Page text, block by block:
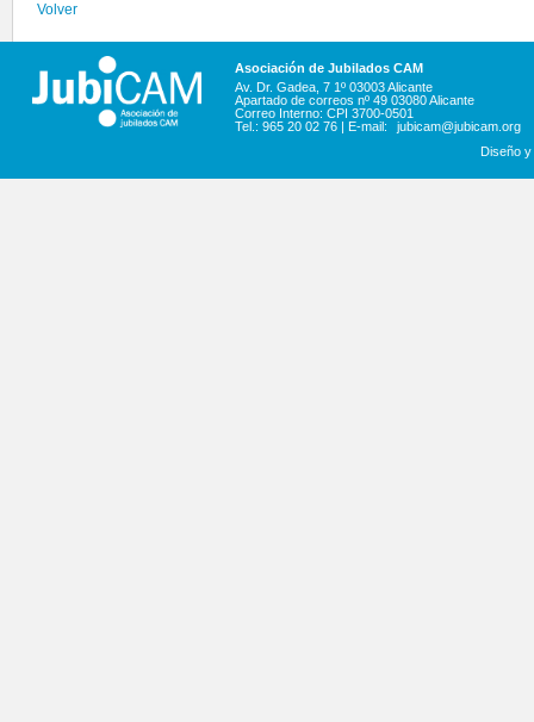
Volver
Asociación de Jubilados CAM
Av. Dr. Gadea, 7 1º 03003 Alicante
Apartado de correos nº 49 03080 Alicante
Correo Interno: CPI 3700-0501
Tel.: 965 20 02 76 | E-mail:
jubicam@jubicam.org
Diseño